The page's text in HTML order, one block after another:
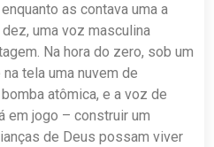
as contava uma a
uma voz masculina
Na hora do zero, sob um
tela uma nuvem de
atômica, e a voz de
em jogo – construir um
de Deus possam viver